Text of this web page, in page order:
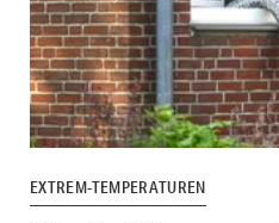
EXTREM-TEMPERATUREN